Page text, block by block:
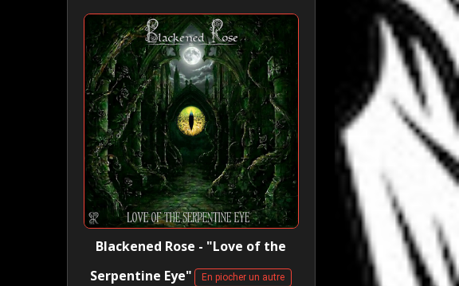
Blackened Rose - "Love of the
Serpentine Eye"
En piocher un autre